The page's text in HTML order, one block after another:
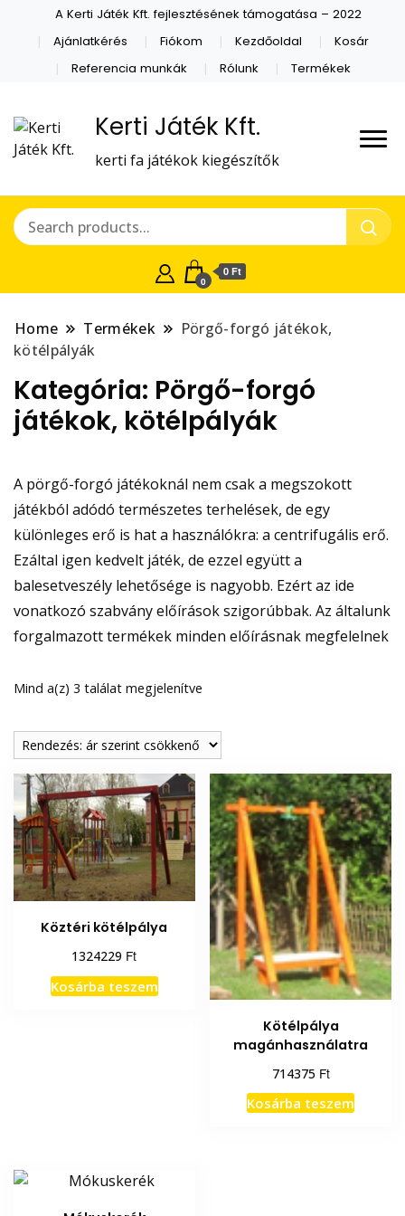
A Kerti Játék Kft. fejlesztésének támogatása – 2022
Ajánlatkérés
Fiókom Kezdőoldal
Kosár
Referencia munkák
Rólunk Termékek
Kerti Játék Kft.
kerti fa játékok kiegészítők
0
0 Ft
Home Termékek
Pörgő-forgó játékok,
kötélpályák
Kategória: Pörgő-forgó
játékok, kötélpályák
A pörgő-forgó játékoknál nem csak a megszokott
játékból adódó természetes terhelések, de egy
különleges erő is hat a használókra: a centrifugális erő.
Ezáltal igen kedvelt játék, de ezzel együtt a
balesetveszély lehetősége is nagyobb. Ezért az ide
vonatkozó szabvány előírások szigorúbbak. Az általunk
forgalmazott termékek minden előírásnak megfelelnek
Mind a(z) 3 találat megjelenítve
price:
high
to
low
Köztéri kötélpálya
1324229 Ft
Kosárba teszem
Kötélpálya
magánhasználatra
714375 Ft
Kosárba teszem